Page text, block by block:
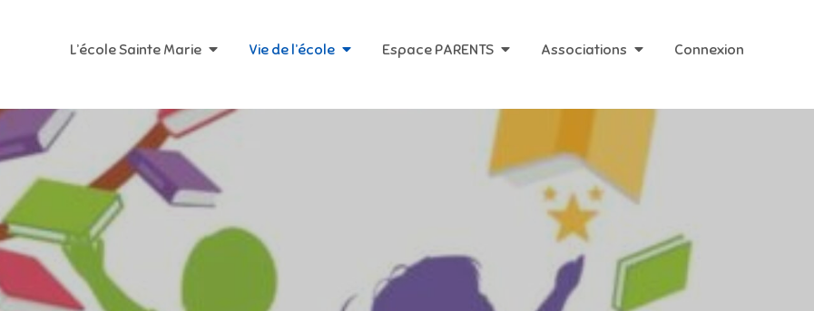
L’école Sainte Marie Vie de l’école Espace PARENTS Associations Connexion